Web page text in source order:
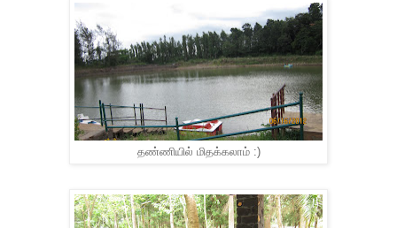
தண்ணியில் மிதக்கலாம் :)